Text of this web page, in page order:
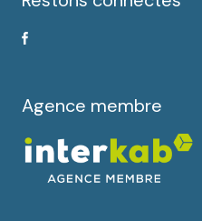
Agence membre